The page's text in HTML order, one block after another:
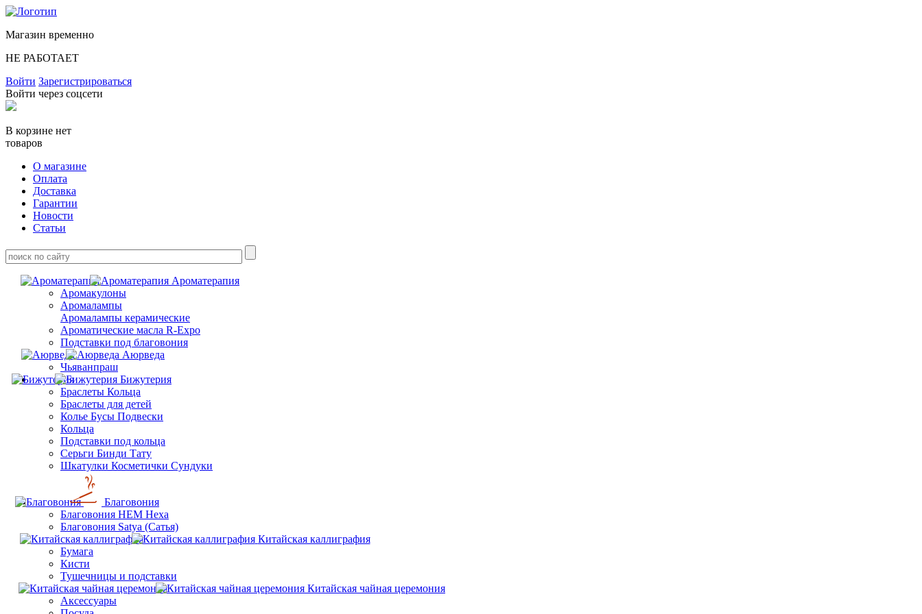
Магазин временно
НЕ РАБОТАЕТ
Войти Зарегистрироваться
Войти через соцсети
В корзине нет
товаров
О магазине
Оплата
Доставка
Гарантии
Новости
Статьи
Ароматерапия
Аромакулоны
Аромалампы
Aромалампы керамические
Ароматические масла R-Expo
Подставки под благовония
Аюрведа
Чьяванпраш
Бижутерия
Браслеты Кольца
Браслеты для детей
Колье Бусы Подвески
Кольца
Подставки под кольца
Серьги Бинди Тату
Шкатулки Косметички Сундуки
Благовония
Благовония HEM Hexa
Благовония Satya (Сатья)
Китайская каллиграфия
Бумага
Кисти
Тушечницы и подставки
Китайская чайная церемония
Аксессуары